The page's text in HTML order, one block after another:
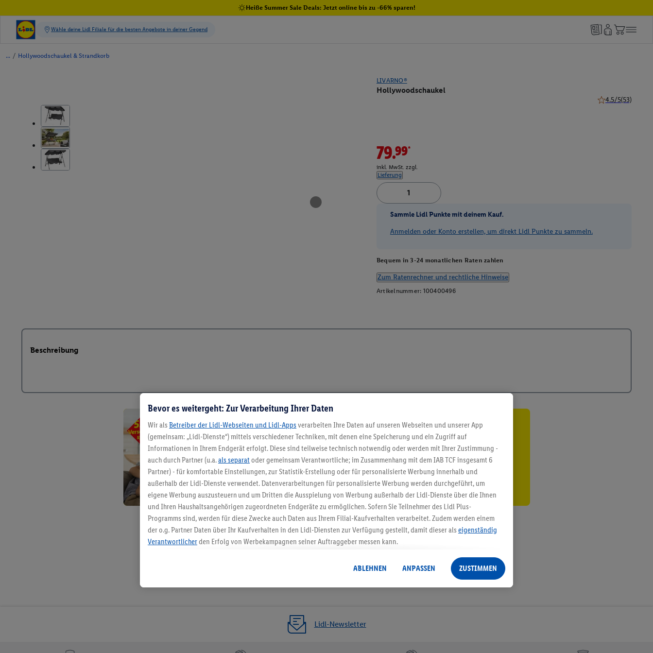
Heiße Summer Sale Deals: Jetzt online bis zu -66% sparen!
/ Hollywoodschaukel & Strandkorb
LIVARNO®
Hollywoodschaukel
4.5/5(53)
79.99*
inkl. MwSt. zzgl.
Lieferung
Sammle Lidl Punkte mit deinem Kauf.
Anmelden oder Konto erstellen, um direkt Lidl Punkte zu sammeln.
Bequem in 3-24 monatlichen Raten zahlen
Zum Ratenrechner und rechtliche Hinweise
Artikelnummer: 100400496
Beschreibung
5.95 € Versand sparen³²ᵃ
Jetzt zum Newsletter anmelden
Gutschein sichern!
Lidl-Newsletter
Bevor es weitergeht: Zur Verarbeitung Ihrer Daten
Wir als Betreiber der Lidl-Webseiten und Lidl-Apps verarbeiten Ihre Daten auf unseren Webseiten und unserer App
(gemeinsam: „Lidl-Dienste“) mittels verschiedener Techniken, mit denen eine Speicherung und ein Zugriff auf
Informationen in Ihrem Endgerät erfolgt. Diese sind teilweise technisch notwendig oder werden mit Ihrer Zustimmung -
auch durch Partner (u.a.als separat oder gemeinsam Verantwortliche; im Zusammenhang mit dem IAB TCF insgesamt 6
Partner) - für komfortable Einstellungen, zur Statistik-Erstellung oder für personalisierte Werbung innerhalb und
außerhalb der Lidl-Dienste verwendet. Datenverarbeitungen für personalisierte Werbung werden durchgeführt, um
eigene Werbung auszusteuern und um Dritten die Ausspielung von Werbung außerhalb der Lidl-Dienste über die Ihnen
und Ihren Haushaltsangehörigen zugeordneten Endgeräte zu ermöglichen. Sofern Sie Teilnehmer des Lidl Plus-
Programms sind, werden für diese Zwecke auch Daten aus Ihrem Filial-Kaufverhalten verarbeitet. Zudem werden einem
der o.g. Partner Daten über Ihr Kaufverhalten in den Lidl-Diensten zur Verfügung gestellt, damit dieser als eigenständig
Verantwortlicherden Erfolg von Werbekampagnen seiner Auftraggeber messen kann.
angereicherten Profilen. Dies umfasst die Zusammenführung von Daten (z.B. über Ihre Nutzung der Lidl-Dienste, Ihr
Kaufverhalten in den Lidl-Diensten, Informationen aus Ihrem Kundenkonto - z.B. Alter oder Geschlecht - sowie Ihre
genauen Standortdaten) auch über verschiedene Endgeräte und Lidl-Dienste hinweg einschließlich dem Speichern von
Erfolgsmessung der Werbung, zur Zielgruppenforschung, zur Entwicklung von Angeboten sowie zur technischen
Sicherung und Optimierung dieser Werbeausspielungen.
ABLEHNEN ANPASSEN ZUSTIMMEN